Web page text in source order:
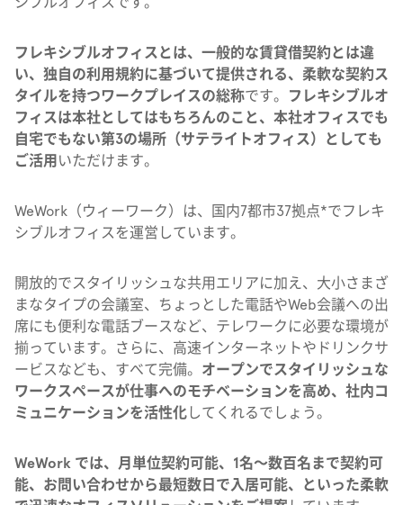
フレキシブルオフィスとは、一般的な賃貸借契約とは違
い、独自の利用規約に基づいて提供される、柔軟な契約ス
タイルを持つワークプレイスの総称です。
フレキシブルオ
フィスは本社としてはもちろんのこと、本社オフィスでも
自宅でもない第3の場所（サテライトオフィス）としても
ご活用 いただけます。
WeWork（ウィーワーク）は、国内7都市37拠点*でフレキ
シブルオフィスを運営しています。
開放的でスタイリッシュな共用エリアに加え、大小さまざ
まなタイプの会議室、ちょっとした電話やWeb会議への出
席にも便利な電話ブースなど、テレワークに必要な環境が
揃っています。さらに、高速インターネットやドリンクサ
ービスなども、すべて完備。 オープンでスタイリッシュな
ワークスペースが仕事へのモチベーションを高め、社内コ
ミュニケーションを活性化してくれるでしょう。
WeWork では、月単位契約可能、1名〜数百名まで契約可
能、お問い合わせから最短数日で入居可能、といった柔軟